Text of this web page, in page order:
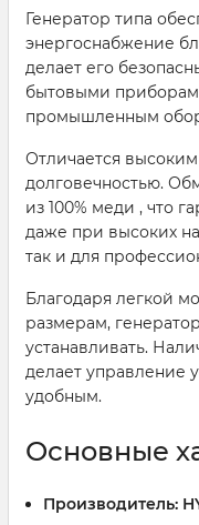
Генератор типа
энергоснабжение
делает его
бытовыми
промышленным
Отличается
долговечностью.
из 100% меди , что
даже при высоких
так и для
Благодаря легкой
размерам,
устанавливать.
делает управление
удобным.
Основные
Производитель: